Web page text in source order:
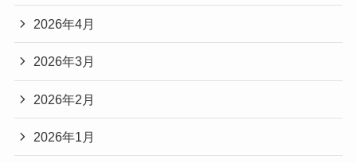
2026年4月
2026年3月
2026年2月
2026年1月